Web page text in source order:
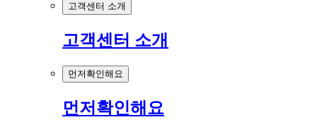
고객센터 소개
고객센터 소개
먼저확인해요
먼저확인해요